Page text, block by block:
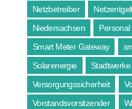
Netzbetreiber
Niedersachsen
Personal
Smart Meter Gateway
Solarenergie
Stadtwerke
Versorgungssicherheit
Vorstandsvorsitzender